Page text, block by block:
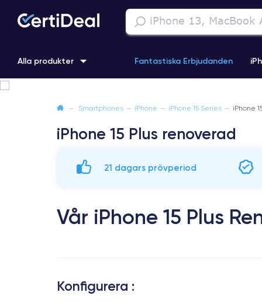
Alla produkter Fantastiska Erbjudanden
iPhone 11 Pro iPhone 15 Pro
— Smartphones — iPhone — iPhone 15 Series — iPhone
iPhone 15 Plus renoverad
21 dagars prövperiod
Vår iPhone 15 Plus
Konfigurera :